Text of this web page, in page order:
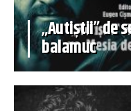
„Autiștii” de
balamuc